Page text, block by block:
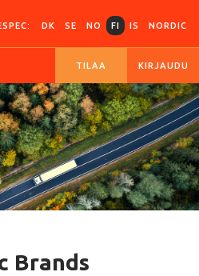
DK SE NO FI IS NORDIC
TILAA KIRJAUDU
Brands